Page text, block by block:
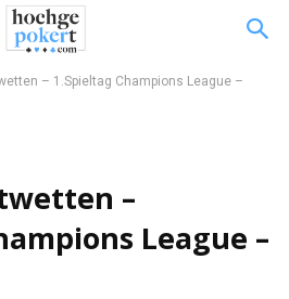
– 1.Spieltag Champions League –
–
League –